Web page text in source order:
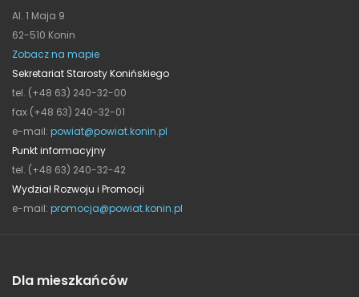
Al. 1 Maja 9
62-510 Konin
Zobacz na mapie
Sekretariat Starosty Konińskiego
tel. (+48 63) 240-32-00
fax (+48 63) 240-32-01
e-mail: powiat@powiat.konin.pl
Punkt informacyjny
tel. (+48 63) 240-32-42
Wydział Rozwoju i Promocji
e-mail: promocja@powiat.konin.pl
Dla mieszkańców